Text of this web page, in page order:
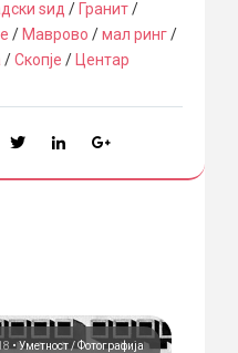
ѕид / Гранит/
/ Маврово /мал ринг/
/Скопје / Центар
•Уметност Фотографија